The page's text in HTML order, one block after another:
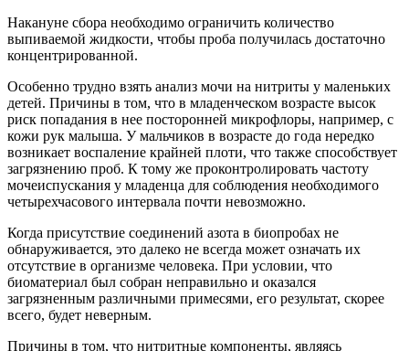
Накануне сбора необходимо ограничить количество
выпиваемой жидкости, чтобы проба получилась достаточно
концентрированной.
Особенно трудно взять анализ мочи на нитриты у маленьких
детей. Причины в том, что в младенческом возрасте высок
риск попадания в нее посторонней микрофлоры, например, с
кожи рук малыша. У мальчиков в возрасте до года нередко
возникает воспаление крайней плоти, что также способствует
загрязнению проб. К тому же проконтролировать частоту
мочеиспускания у младенца для соблюдения необходимого
четырехчасового интервала почти невозможно.
Когда присутствие соединений азота в биопробах не
обнаруживается, это далеко не всегда может означать их
отсутствие в организме человека. При условии, что
биоматериал был собран неправильно и оказался
загрязненным различными примесями, его результат, скорее
всего, будет неверным.
Причины в том, что нитритные компоненты, являясь